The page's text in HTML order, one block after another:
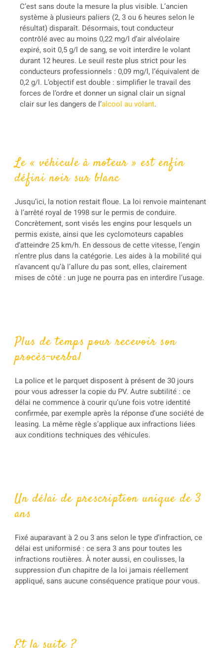
C’est sans doute la mesure la plus visible. L’ancien
système à plusieurs paliers (2, 3 ou 6 heures selon le
résultat) disparaît. Désormais, tout conducteur
contrôlé avec au moins 0,22 mg/l d’air alvéolaire
expiré, soit 0,5 g/l de sang, se voit interdire le volant
durant 12 heures. Le seuil reste plus strict pour les
conducteurs professionnels : 0,09 mg/l, l’équivalent de
0,2 g/l. L’objectif est double : simplifier le travail des
forces de l’ordre et donner un signal clair un signal
clair sur les dangers de l’alcool au volant.
Le « véhicule à moteur » est enfin
défini noir sur blanc
Jusqu’ici, la notion restait floue. La loi renvoie maintenant
à l’arrêté royal de 1998 sur le permis de conduire.
Concrètement, sont visés les engins pour lesquels un
permis existe, ainsi que les cyclomoteurs capables
d’atteindre 25 km/h. En dessous de cette vitesse, l’engin
n’entre plus dans la catégorie. Les aides à la mobilité qui
n’avancent qu’à l’allure du pas sont, elles, clairement
mises de côté : un juge ne pourra pas en interdire l’usage.
Plus de temps pour recevoir son
procès-verbal
La police et le parquet disposent à présent de 30 jours
pour vous adresser la copie du PV. Autre subtilité : ce
délai ne commence à courir qu’une fois votre identité
confirmée, par exemple après la réponse d’une société de
leasing. La même règle s’applique aux infractions liées
aux conditions techniques des véhicules.
Un délai de prescription unique de 3
ans
Fixé auparavant à 2 ou 3 ans selon le type d’infraction, ce
délai est uniformisé : ce sera 3 ans pour toutes les
infractions routières. À noter aussi, en coulisses, la
suppression d’un chapitre de la loi jamais réellement
appliqué, sans aucune conséquence pratique pour vous.